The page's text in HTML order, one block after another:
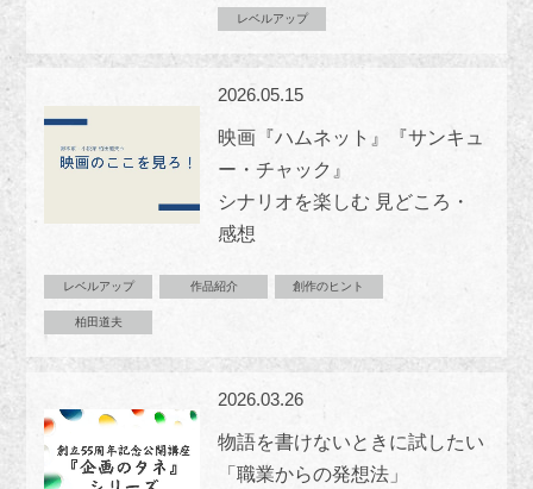
レベルアップ
2026.05.15
映画『ハムネット』『サンキュ
ー・チャック』
シナリオを楽しむ 見どころ・
感想
レベルアップ 作品紹介 創作のヒント
柏田道夫
2026.03.26
物語を書けないときに試したい
「職業からの発想法」